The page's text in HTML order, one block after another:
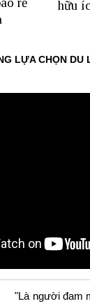
hữu
LỰA CHỌN DU
"Là người đam